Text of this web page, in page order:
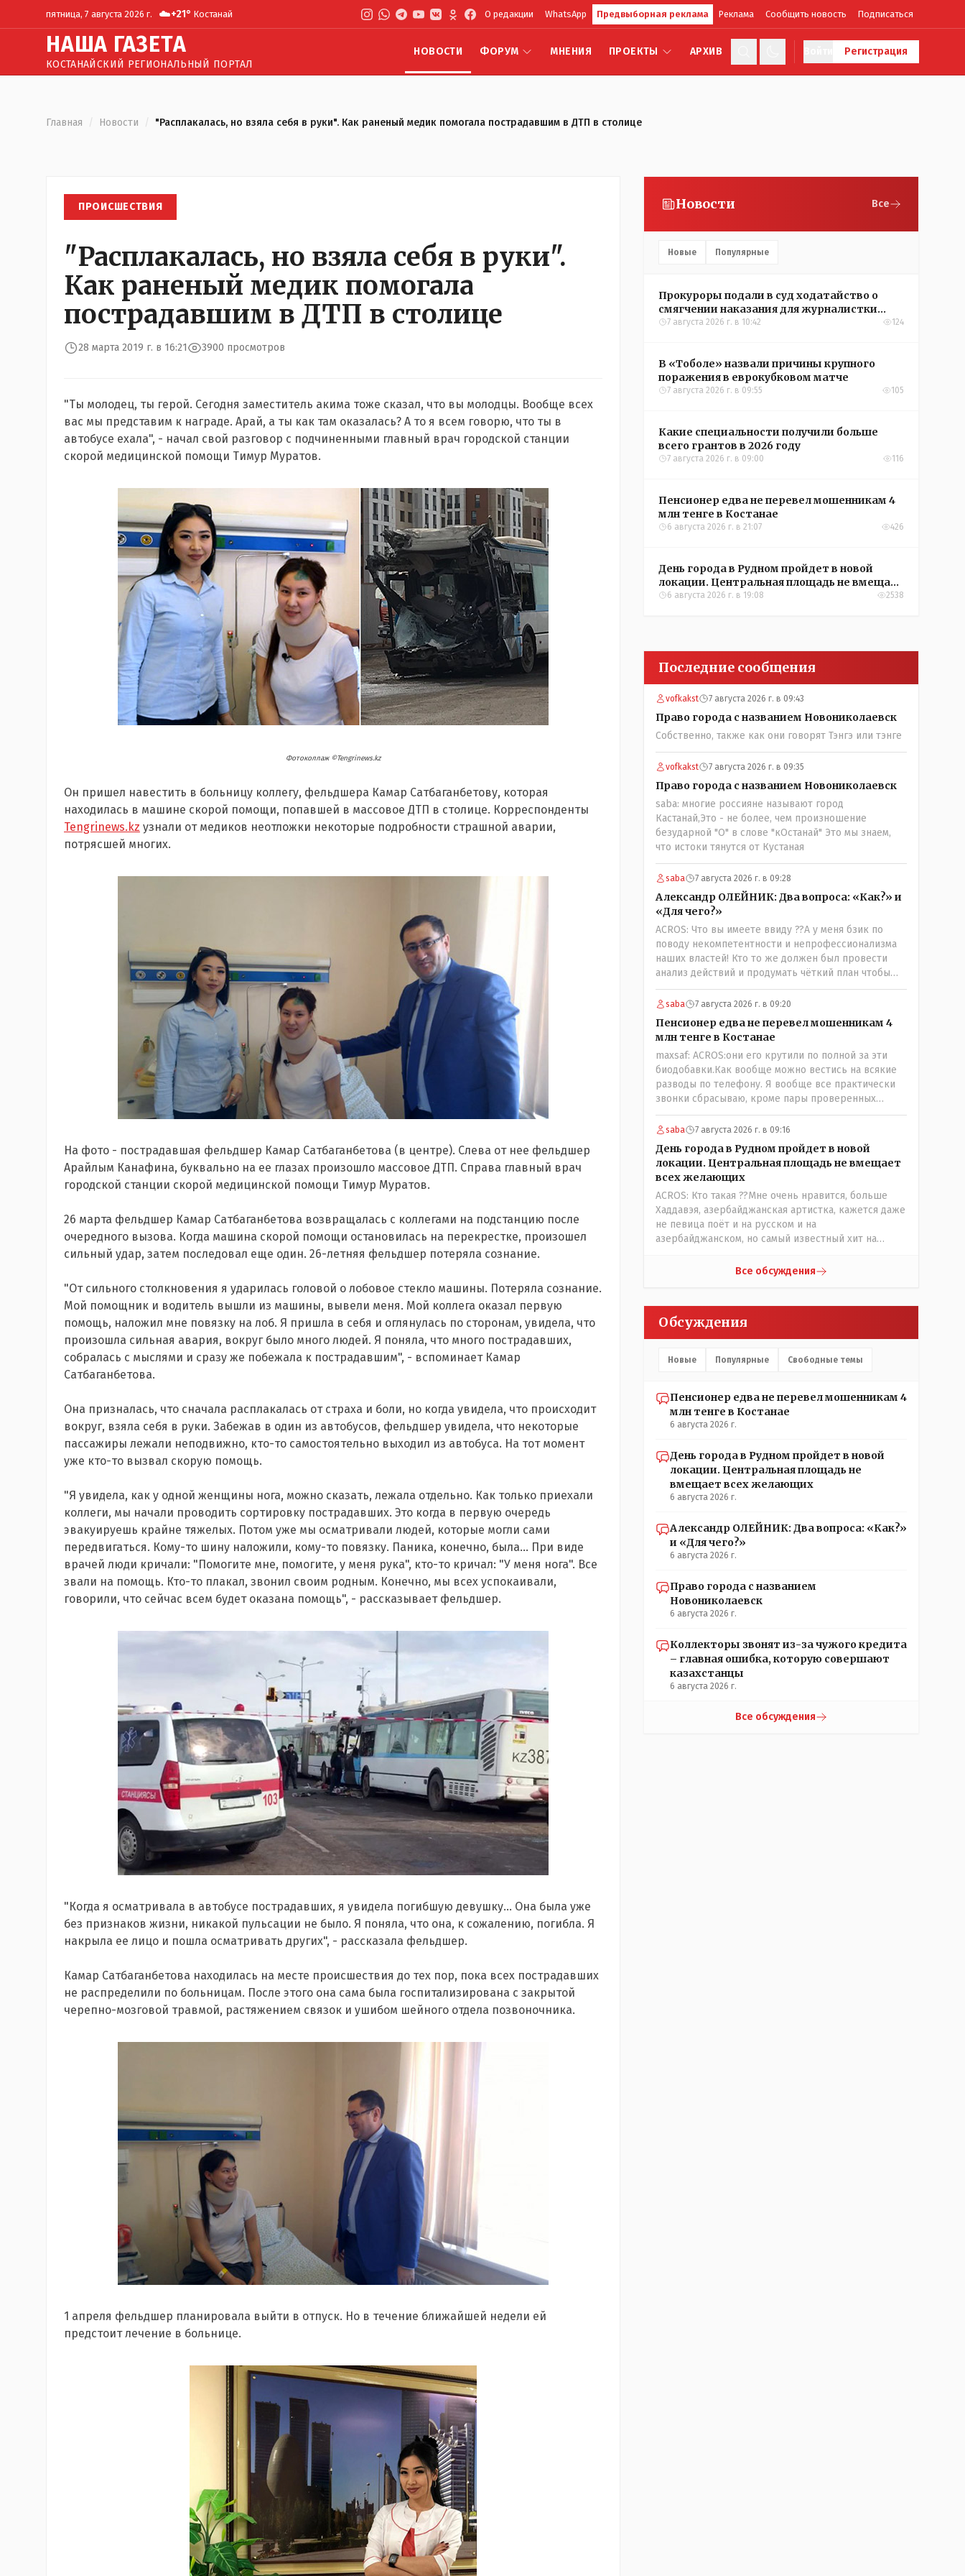
пятница, 7 августа 2026 г. ☁️+21° Костанай О редакции WhatsApp Предвыборная реклама Реклама Сообщить новость Подписаться
НАША ГАЗЕТА
КОСТАНАЙСКИЙ РЕГИОНАЛЬНЫЙ ПОРТАЛ
НОВОСТИ ФОРУМ МНЕНИЯ ПРОЕКТЫ АРХИВ Регистрация
Главная / Новости / "Расплакалась, но взяла себя в руки". Как раненый медик помогала пострадавшим в ДТП в столице
ПРОИСШЕСТВИЯ
"Расплакалась, но взяла себя в руки".
Как раненый медик помогала
пострадавшим в ДТП в столице
28 марта 2019 г. в 16:21 3900 просмотров
"Ты молодец, ты герой. Сегодня заместитель акима тоже сказал, что вы молодцы. Вообще всех
вас мы представим к награде. Арай, а ты как там оказалась? А то я всем говорю, что ты в
автобусе ехала", - начал свой разговор с подчиненными главный врач городской станции
скорой медицинской помощи Тимур Муратов.
Фотоколлаж ©Tengrinews.kz
Он пришел навестить в больницу коллегу, фельдшера Камар Сатбаганбетову, которая
находилась в машине скорой помощи, попавшей в массовое ДТП в столице. Корреспонденты
Tengrinews.kz узнали от медиков неотложки некоторые подробности страшной аварии,
потрясшей многих.
На фото - пострадавшая фельдшер Камар Сатбаганбетова (в центре). Слева от нее фельдшер
Арайлым Канафина, буквально на ее глазах произошло массовое ДТП. Справа главный врач
городской станции скорой медицинской помощи Тимур Муратов.
26 марта фельдшер Камар Сатбаганбетова возвращалась с коллегами на подстанцию после
очередного вызова. Когда машина скорой помощи остановилась на перекрестке, произошел
сильный удар, затем последовал еще один. 26-летняя фельдшер потеряла сознание.
"От сильного столкновения я ударилась головой о лобовое стекло машины. Потеряла сознание.
Мой помощник и водитель вышли из машины, вывели меня. Мой коллега оказал первую
помощь, наложил мне повязку на лоб. Я пришла в себя и оглянулась по сторонам, увидела, что
произошла сильная авария, вокруг было много людей. Я поняла, что много пострадавших,
собралась с мыслями и сразу же побежала к пострадавшим", - вспоминает Камар
Сатбаганбетова.
Она призналась, что сначала расплакалась от страха и боли, но когда увидела, что происходит
вокруг, взяла себя в руки. Забежав в один из автобусов, фельдшер увидела, что некоторые
пассажиры лежали неподвижно, кто-то самостоятельно выходил из автобуса. На тот момент
уже кто-то вызвал скорую помощь.
"Я увидела, как у одной женщины нога, можно сказать, лежала отдельно. Как только приехали
коллеги, мы начали проводить сортировку пострадавших. Это когда в первую очередь
эвакуируешь крайне тяжелых. Потом уже мы осматривали людей, которые могли сами
передвигаться. Кому-то шину наложили, кому-то повязку. Паника, конечно, была... При виде
врачей люди кричали: "Помогите мне, помогите, у меня рука", кто-то кричал: "У меня нога". Все
звали на помощь. Кто-то плакал, звонил своим родным. Конечно, мы всех успокаивали,
говорили, что сейчас всем будет оказана помощь", - рассказывает фельдшер.
"Когда я осматривала в автобусе пострадавших, я увидела погибшую девушку... Она была уже
без признаков жизни, никакой пульсации не было. Я поняла, что она, к сожалению, погибла. Я
накрыла ее лицо и пошла осматривать других", - рассказала фельдшер.
Камар Сатбаганбетова находилась на месте происшествия до тех пор, пока всех пострадавших
не распределили по больницам. После этого она сама была госпитализирована с закрытой
черепно-мозговой травмой, растяжением связок и ушибом шейного отдела позвоночника.
1 апреля фельдшер планировала выйти в отпуск. Но в течение ближайшей недели ей
предстоит лечение в больнице.
Новости Все
Новые Популярные
Прокуроры подали в суд ходатайство о
смягчении наказания для журналистки
Александры Алёховой
7 августа 2026 г. в 10:42 124
В «Тоболе» назвали причины крупного
поражения в еврокубковом матче
7 августа 2026 г. в 09:55 105
Какие специальности получили больше
всего грантов в 2026 году
7 августа 2026 г. в 09:00 116
Пенсионер едва не перевел мошенникам 4
млн тенге в Костанае
6 августа 2026 г. в 21:07 426
День города в Рудном пройдет в новой
локации. Центральная площадь не вмещает
всех желающих
6 августа 2026 г. в 19:08 2538
Последние сообщения
vofkakst 7 августа 2026 г. в 09:43
Право города с названием Новониколаевск
Собственно, также как они говорят Тэнгэ или тэнге
vofkakst 7 августа 2026 г. в 09:35
Право города с названием Новониколаевск
saba: многие россияне называют город
Кастанай,Это - не более, чем произношение
безударной "О" в слове "кОстанай" Это мы знаем,
что истоки тянутся от Кустаная
saba 7 августа 2026 г. в 09:28
Александр ОЛЕЙНИК: Два вопроса: «Как?» и
«Для чего?»
ACROS: Что вы имеете ввиду ??А у меня бзик по
поводу некомпетентности и непрофессионализма
наших властей! Кто то же должен был провести
анализ действий и продумать чёткий план чтобы
комар носа не подточил! Но тут явно спешили, а в
аналитическом центре либо кто то из
Мальдивы уехал, либо всё вместе! Пока
прокатывает по вышеизложенным Вами причинам,
просто обстоятельства немного меняются по
сравнению с Назарбаевскими временами, власти
решили пощупать кошелёк населения, а это уже
неизвестная в уравнении взаимоотношений власти
и народа! Тут бы как раз специалист-аналитик и
пригодился бы!
saba 7 августа 2026 г. в 09:20
Пенсионер едва не перевел мошенникам 4
млн тенге в Костанае
maxsaf: ACROS:они его крутили по полной за эти
биодобавки.Как вообще можно вестись на всякие
разводы по телефону. Я вообще все практически
звонки сбрасываю, кроме пары проверенных
контактов. Один раз мне мой банк позвонил, не
мошенники. Я приехал туда, в банк, нашел того, кто
мне звонил, притащил к главному менеджеру и
обоим сказал: ещё один такой звонок, без разницы,
какая причина, и я счета свои у вас позакрываю.
Остальные входящие сразу в бан, по умолчанию для
меня любой входящий - Скам, пока не доказано
обратное - Zero trust. Все созвоны - только на
верифицируемые номера.Всё верно, я тоже так
поступаю,но увы любопытство ещё никто не
все равно меня допрашивает:" Кто звонил? От кого
saba 7 августа 2026 г. в 09:16
День города в Рудном пройдет в новой
локации. Центральная площадь не вмещает
всех желающих
ACROS: Кто такая ??Мне очень нравится, больше
Хаддавэя, азербайджанская артистка, кажется даже
не певица поёт и на русском и на
азербайджанском, но самый известный хит на
Все обсуждения
Обсуждения
Новые Популярные Свободные темы
Пенсионер едва не перевел мошенникам 4
млн тенге в Костанае
6 августа 2026 г.
День города в Рудном пройдет в новой
локации. Центральная площадь не
вмещает всех желающих
6 августа 2026 г.
Александр ОЛЕЙНИК: Два вопроса: «Как?»
и «Для чего?»
6 августа 2026 г.
Право города с названием
Новониколаевск
6 августа 2026 г.
Коллекторы звонят из-за чужого кредита
– главная ошибка, которую совершают
казахстанцы
6 августа 2026 г.
Все обсуждения